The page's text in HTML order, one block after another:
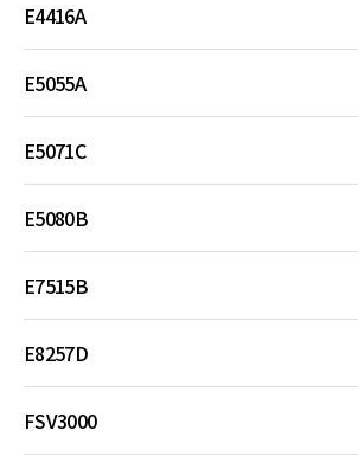
E4416A
E5055A
E5071C
E5080B
E7515B
E8257D
FSV3000